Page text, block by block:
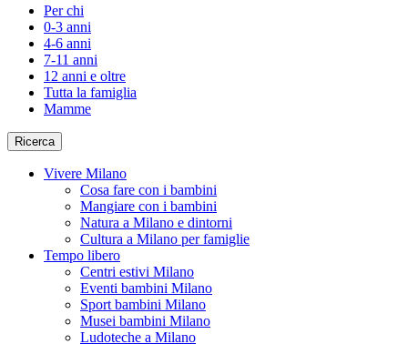
Per chi
0-3 anni
4-6 anni
7-11 anni
12 anni e oltre
Tutta la famiglia
Mamme
Ricerca
Vivere Milano
Cosa fare con i bambini
Mangiare con i bambini
Natura a Milano e dintorni
Cultura a Milano per famiglie
Tempo libero
Centri estivi Milano
Eventi bambini Milano
Sport bambini Milano
Musei bambini Milano
Ludoteche a Milano